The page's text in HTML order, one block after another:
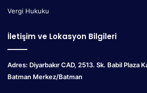
Vergi Hukuku
İletişim ve Lokasyon Bilgileri
Adres: Diyarbakır CAD, 2513. Sk. Babil Plaza
Batman Merkez/Batman